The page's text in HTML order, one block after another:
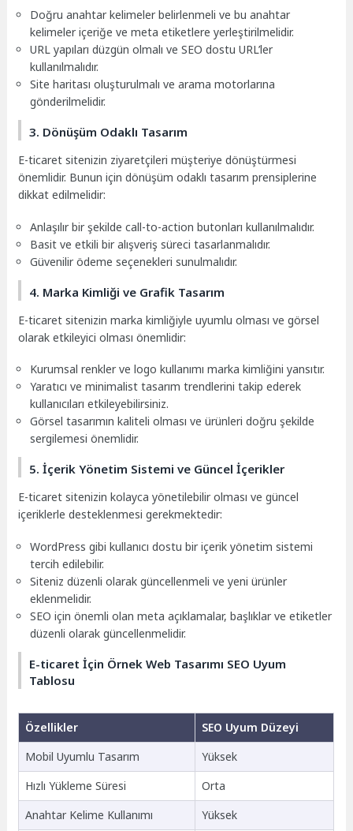
Doğru anahtar kelimeler belirlenmeli ve bu anahtar
kelimeler içeriğe ve meta etiketlere yerleştirilmelidir.
URL yapıları düzgün olmalı ve SEO dostu URL’ler
kullanılmalıdır.
Site haritası oluşturulmalı ve arama motorlarına
gönderilmelidir.
3. Dönüşüm Odaklı Tasarım
E-ticaret sitenizin ziyaretçileri müşteriye dönüştürmesi
önemlidir. Bunun için dönüşüm odaklı tasarım prensiplerine
dikkat edilmelidir:
Anlaşılır bir şekilde call-to-action butonları kullanılmalıdır.
Basit ve etkili bir alışveriş süreci tasarlanmalıdır.
Güvenilir ödeme seçenekleri sunulmalıdır.
4. Marka Kimliği ve Grafik Tasarım
E-ticaret sitenizin marka kimliğiyle uyumlu olması ve görsel
olarak etkileyici olması önemlidir:
Kurumsal renkler ve logo kullanımı marka kimliğini yansıtır.
Yaratıcı ve minimalist tasarım trendlerini takip ederek
kullanıcıları etkileyebilirsiniz.
Görsel tasarımın kaliteli olması ve ürünleri doğru şekilde
sergilemesi önemlidir.
5. İçerik Yönetim Sistemi ve Güncel İçerikler
E-ticaret sitenizin kolayca yönetilebilir olması ve güncel
içeriklerle desteklenmesi gerekmektedir:
WordPress gibi kullanıcı dostu bir içerik yönetim sistemi
tercih edilebilir.
Siteniz düzenli olarak güncellenmeli ve yeni ürünler
eklenmelidir.
SEO için önemli olan meta açıklamalar, başlıklar ve etiketler
düzenli olarak güncellenmelidir.
E-ticaret İçin Örnek Web Tasarımı SEO Uyum
Tablosu
Özellikler
SEO Uyum Düzeyi
Mobil Uyumlu Tasarım
Yüksek
Hızlı Yükleme Süresi
Orta
Anahtar Kelime Kullanımı
Yüksek